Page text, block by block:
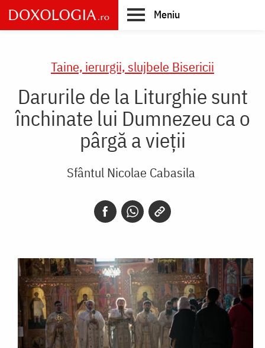
Skip
to
main
Meniu
Taine, ierurgii, slujbele Bisericii
Darurile de la Liturghie sunt
închinate lui Dumnezeu ca o
pârgă a vieții
Sfântul Nicolae Cabasila